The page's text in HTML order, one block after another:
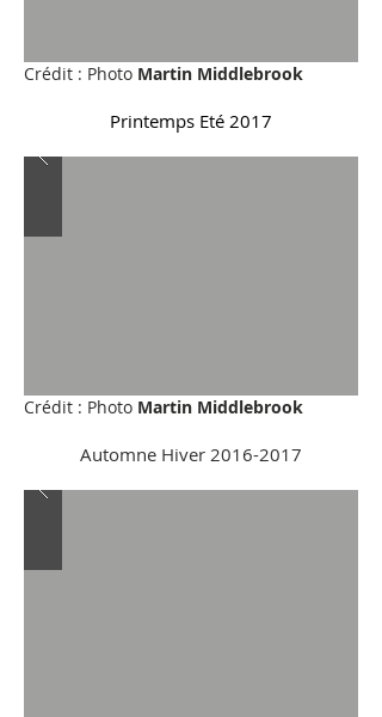
Crédit : Photo Martin Middlebrook
Printemps Eté 2017
Crédit : Photo Martin Middlebrook
Automne Hiver 2016-2017